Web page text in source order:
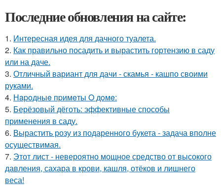
Последние обновления на сайте:
1. Интересная идея для дачного туалета.
2. Как правильно посадить и вырастить гортензию в саду
или на даче.
3. Отличный вариант для дачи - скамья - кашпо своими
руками.
4. Нapoдныe пpимeты O дoмe:
5. Берёзовый дёготь: эффективные способы
применения в саду.
6. Вырастить розу из подаренного букета - задача вполне
осуществимая.
7. Этот лист - невероятно мощное средство от высокого
давления, сахара в крови, кашля, отёков и лишнего
веса!